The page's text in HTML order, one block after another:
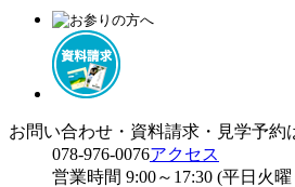
お問い合わせ・資料請求・見学予約
078-976-0076アクセス
営業時間 9:00～17:30 (平日火